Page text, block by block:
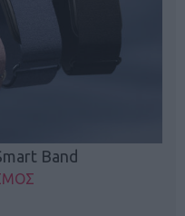
Band